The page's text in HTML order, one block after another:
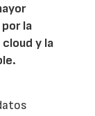
la
y la